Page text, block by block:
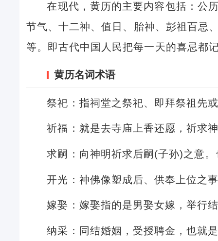
在现代，黄历的主要内容包括：公
节气、十二神、值日、胎神、彭祖百忌
等。即古代中国人民把每一天的喜忌都
黄历名词术语
祭祀：指祠堂之祭祀、即拜祭祖先
祈福：就是去寺庙上香还愿，祈求
求嗣：向神明祈求后嗣(子孙)之意。
开光：神佛像塑成后、供奉上位之事
嫁娶：嫁娶指的是男娶女嫁，举行
纳采：同结婚姻，受授聘金，也就